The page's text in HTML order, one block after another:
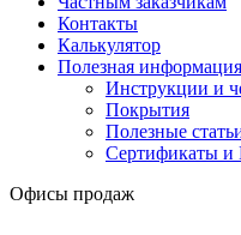
Контакты
Калькулятор
Полезная информация
Инструкции и
Покрытия
Полезные
Сертификаты и
Офисы продаж